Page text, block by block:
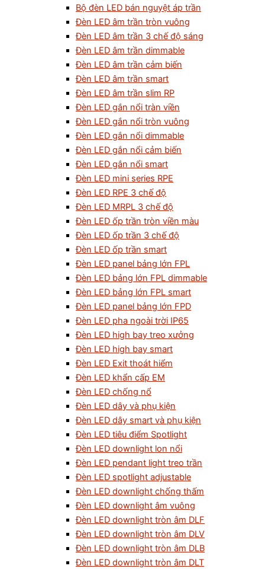
Bộ đèn LED bán nguyệt áp trần
Đèn LED âm trần tròn vuông
Đèn LED âm trần 3 chế độ sáng
Đèn LED âm trần dimmable
Đèn LED âm trần cảm biến
Đèn LED âm trần smart
Đèn LED âm trần slim RP
Đèn LED gắn nổi tràn viền
Đèn LED gắn nổi tròn vuông
Đèn LED gắn nổi dimmable
Đèn LED gắn nổi cảm biến
Đèn LED gắn nổi smart
Đèn LED mini series RPE
Đèn LED RPE 3 chế độ
Đèn LED MRPL 3 chế độ
Đèn LED ốp trần tròn viền màu
Đèn LED ốp trần 3 chế độ
Đèn LED ốp trần smart
Đèn LED panel bảng lớn FPL
Đèn LED bảng lớn FPL dimmable
Đèn LED bảng lớn FPL smart
Đèn LED panel bảng lớn FPD
Đèn LED pha ngoài trời IP65
Đèn LED high bay treo xưởng
Đèn LED high bay smart
Đèn LED Exit thoát hiểm
Đèn LED khẩn cấp EM
Đèn LED chống nổ
Đèn LED dây và phụ kiện
Đèn LED dây smart và phụ kiện
Đèn LED tiêu điểm Spotlight
Đèn LED downlight lon nổi
Đèn LED pendant light treo trần
Đèn LED spotlight adjustable
Đèn LED downlight chống thấm
Đèn LED downlight âm vuông
Đèn LED downlight tròn âm DLF
Đèn LED downlight tròn âm DLV
Đèn LED downlight tròn âm DLB
Đèn LED downlight tròn âm DLT